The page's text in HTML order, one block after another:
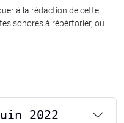
à la rédaction de cette
sonores à répértorier, ou
2022